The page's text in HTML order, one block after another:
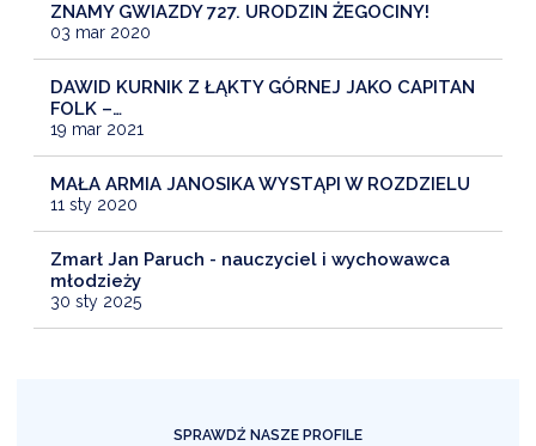
ZNAMY GWIAZDY 727. URODZIN ŻEGOCINY!
03 mar 2020
DAWID KURNIK Z ŁĄKTY GÓRNEJ JAKO CAPITAN
FOLK –…
19 mar 2021
MAŁA ARMIA JANOSIKA WYSTĄPI W ROZDZIELU
11 sty 2020
Zmarł Jan Paruch - nauczyciel i wychowawca
młodzieży
30 sty 2025
SPRAWDŹ NASZE PROFILE